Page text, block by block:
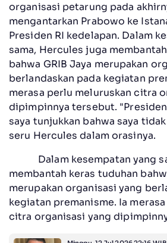
organisasi petarung pada
mengantarkan Prabowo ke
Presiden RI kedelapan. Dalam
sama, Hercules juga
bahwa GRIB Jaya merupakan
berlandaskan pada kegiatan
merasa perlu meluruskan citra
dipimpinnya tersebut.
saya tunjukkan bahwa saya
seru Hercules dalam orasinya.
Dalam kesempatan yang
membantah keras tuduhan
merupakan organisasi yang
kegiatan premanisme. Ia
citra organisasi yang